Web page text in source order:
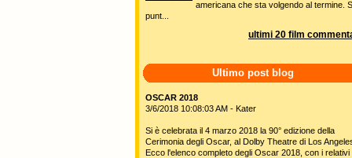
americana che sta volgendo al termine.
punt...
ultimi 20 film
Ultimo post blog
OSCAR 2018
3/6/2018 10:08:03 AM - Kater
Si è celebrata il 4 marzo 2018 la 90° edizione della
Cerimonia degli Oscar, al Dolby Theatre di Los
Ecco l'elenco completo degli Oscar 2018, con i relativi